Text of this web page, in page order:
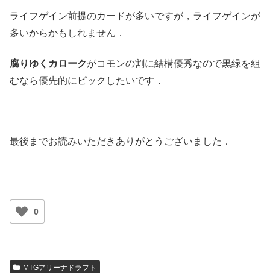
ライフゲイン前提のカードが多いですが，ライフゲインが
多いからかもしれません．
腐りゆくカロークがコモンの割に結構優秀なので黒緑を組
むなら優先的にピックしたいです．
最後までお読みいただきありがとうございました．
0
MTGアリーナドラフト